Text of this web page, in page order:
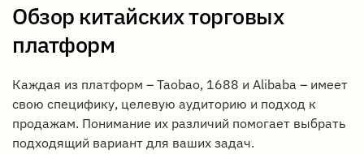
Обзор китайских торговых
платформ
Каждая из платформ – Taobao, 1688 и Alibaba – имеет
свою специфику, целевую аудиторию и подход к
продажам. Понимание их различий помогает выбрать
подходящий вариант для ваших задач.